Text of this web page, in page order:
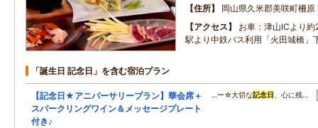
住所
岡山県久米郡美咲町柵
アクセス
お車：津山ICより
駅より中鉄バス利用「火田城橋」
「誕生日 記念日」を含む宿泊プラン
【記念日★アニバーサリープラン】華会席＋
スパークリングワイン＆メッセージプレート
付き♪
…ー☆大切な記念日 、心に残…